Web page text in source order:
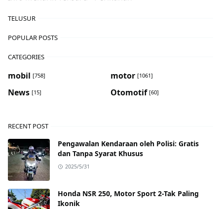
TELUSUR
POPULAR POSTS
CATEGORIES
mobil [758] motor [1061]
News [15] Otomotif [60]
RECENT POST
Pengawalan Kendaraan oleh Polisi: Gratis
dan Tanpa Syarat Khusus
2025/5/31
Honda NSR 250, Motor Sport 2-Tak Paling
Ikonik